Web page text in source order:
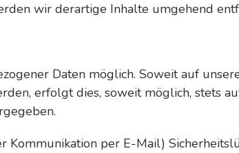
wir derartige Inhalte umgehend
Daten möglich. Soweit auf
erfolgt dies, soweit möglich, stets
per E-Mail)